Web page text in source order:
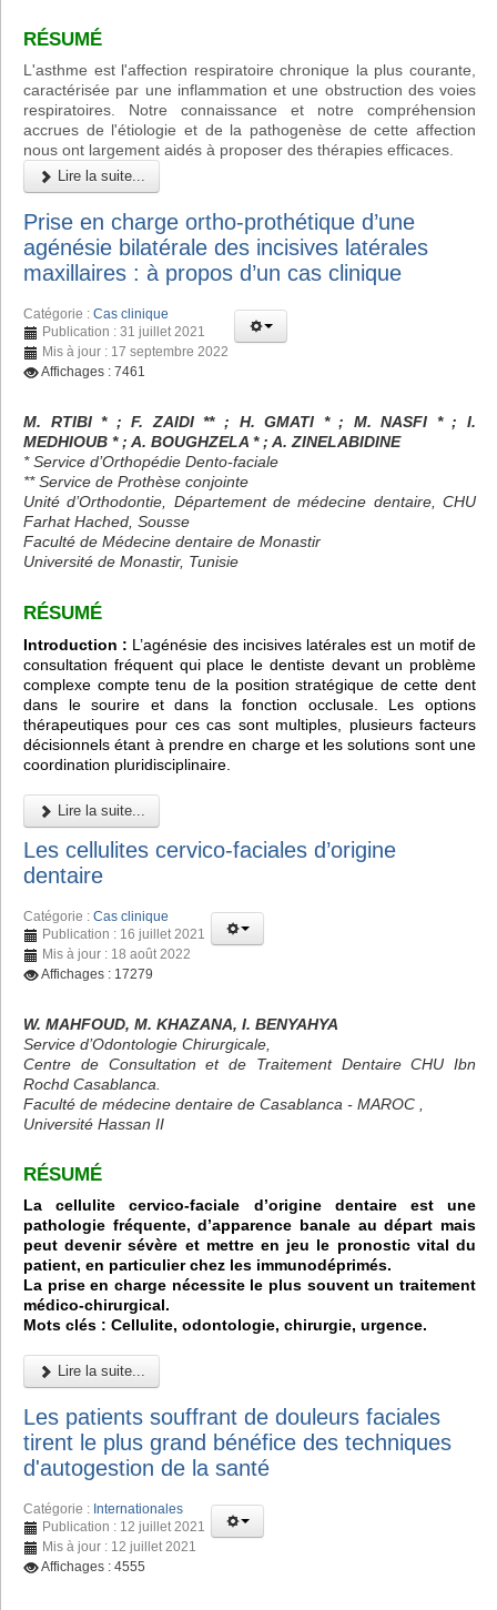
RÉSUMÉ
L'asthme est l'affection respiratoire chronique la plus courante,
caractérisée par une inflammation et une obstruction des voies
respiratoires. Notre connaissance et notre compréhension
accrues de l'étiologie et de la pathogenèse de cette affection
nous ont largement aidés à proposer des thérapies efficaces.
Lire la suite...
Prise en charge ortho-prothétique d’une
agénésie bilatérale des incisives latérales
maxillaires : à propos d’un cas clinique
Catégorie : Cas clinique
Publication : 31 juillet 2021
Mis à jour : 17 septembre 2022
Affichages : 7461
M. RTIBI * ; F. ZAIDI ** ; H. GMATI * ; M. NASFI * ; I.
MEDHIOUB * ; A. BOUGHZELA * ; A. ZINELABIDINE
* Service d’Orthopédie Dento-faciale
** Service de Prothèse conjointe
Unité d’Orthodontie, Département de médecine dentaire, CHU
Farhat Hached, Sousse
Faculté de Médecine dentaire de Monastir
Université de Monastir, Tunisie
RÉSUMÉ
Introduction : L’agénésie des incisives latérales est un motif de
consultation fréquent qui place le dentiste devant un problème
complexe compte tenu de la position stratégique de cette dent
dans le sourire et dans la fonction occlusale. Les options
thérapeutiques pour ces cas sont multiples, plusieurs facteurs
décisionnels étant à prendre en charge et les solutions sont une
coordination pluridisciplinaire.
Lire la suite...
Les cellulites cervico-faciales d’origine
dentaire
Catégorie : Cas clinique
Publication : 16 juillet 2021
Mis à jour : 18 août 2022
Affichages : 17279
W. MAHFOUD, M. KHAZANA, I. BENYAHYA
Service d’Odontologie Chirurgicale,
Centre de Consultation et de Traitement Dentaire CHU Ibn
Rochd Casablanca.
Faculté de médecine dentaire de Casablanca - MAROC ,
Université Hassan II
RÉSUMÉ
La cellulite cervico-faciale d’origine dentaire est une
pathologie fréquente, d’apparence banale au départ mais
peut devenir sévère et mettre en jeu le pronostic vital du
patient, en particulier chez les immunodéprimés.
La prise en charge nécessite le plus souvent un traitement
médico-chirurgical.
Mots clés : Cellulite, odontologie, chirurgie, urgence.
Lire la suite...
Les patients souffrant de douleurs faciales
tirent le plus grand bénéfice des techniques
d'autogestion de la santé
Catégorie : Internationales
Publication : 12 juillet 2021
Mis à jour : 12 juillet 2021
Affichages : 4555